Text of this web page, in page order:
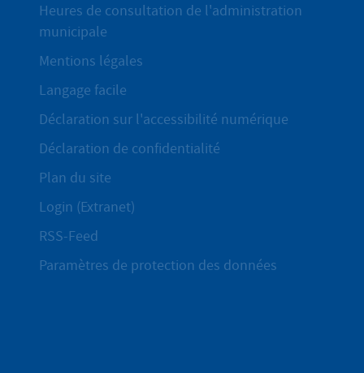
Heures de consultation de l'administration
municipale
Mentions légales
Langage facile
Déclaration sur l'accessibilité numérique
Déclaration de confidentialité
Plan du site
Login (Extranet)
RSS-Feed
Paramètres de protection des données